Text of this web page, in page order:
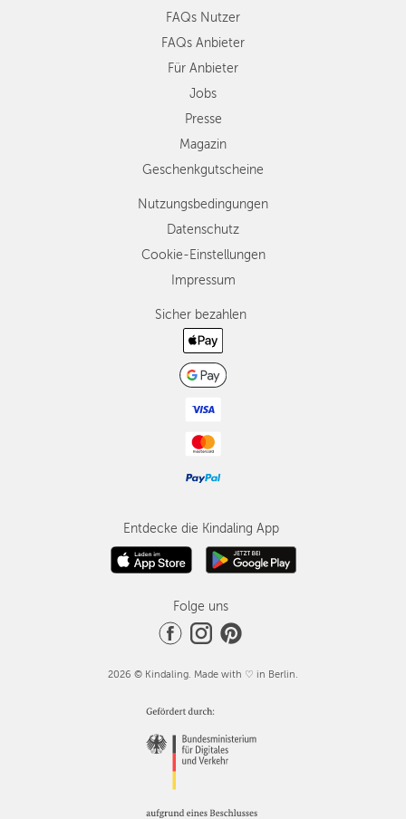
FAQs Nutzer
FAQs Anbieter
Für Anbieter
Jobs
Presse
Magazin
Geschenkgutscheine
Nutzungsbedingungen
Datenschutz
Cookie-Einstellungen
Impressum
Sicher bezahlen
Entdecke die Kindaling App
Folge uns
2026 © Kindaling. Made with ♡ in Berlin.